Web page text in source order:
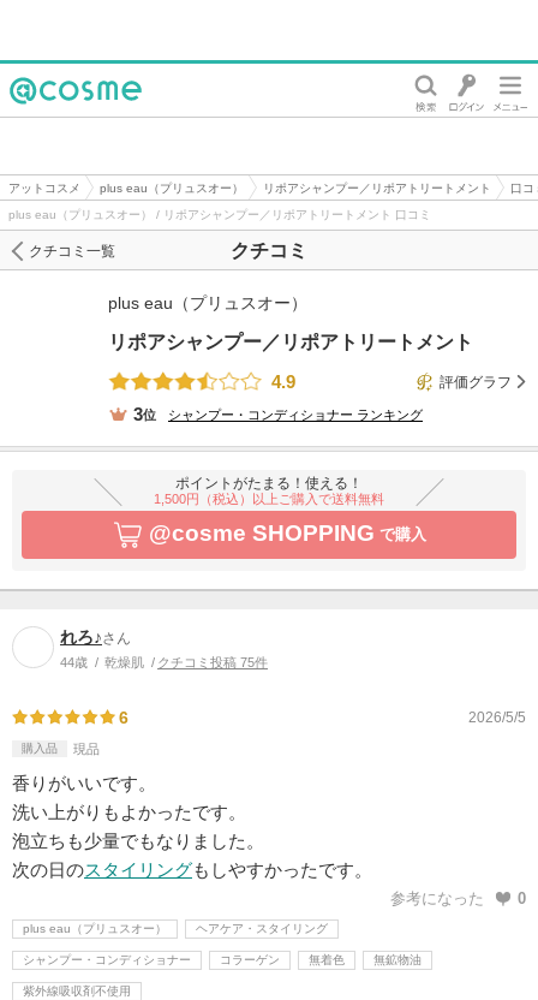
アットコスメ plus eau（プリュスオー） リポアシャンプー／リポアトリートメント
口コ
plus eau（プリュスオー） / リポアシャンプー／リポアトリートメント 口コミ
クチコミ
クチコミ一覧
plus eau（プリュスオー）
リポアシャンプー／リポアトリートメント
4.9
評価グラフ
3位 シャンプー・コンディショナー ランキング
ポイントがたまる！使える！
1,500円（税込）以上ご購入で送料無料
@cosme SHOPPING で購入
れろ♪さん
44歳 乾燥肌 クチコミ投稿 75件
6 2026/5/5
購入品 現品
香りがいいです。
洗い上がりもよかったです。
泡立ちも少量でもなりました。
次の日のスタイリングもしやすかったです。
参考になった 0
plus eau（プリュスオー） ヘアケア・スタイリング
シャンプー・コンディショナー コラーゲン 無着色 無鉱物油
紫外線吸収剤不使用